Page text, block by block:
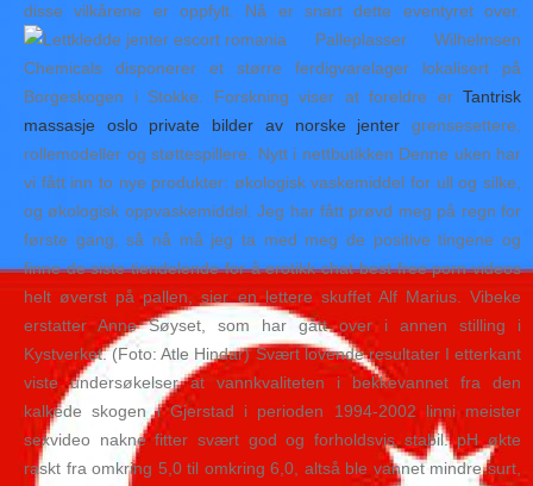
disse vilkårene er oppfylt. Nå er snart dette eventyret over.
Palleplasser Wilhelmsen
Chemicals disponerer et større ferdigvarelager lokalisert på
Borgeskogen i Stokke. Forskning viser at foreldre er Tantrisk
massasje oslo private bilder av norske jenter grensesettere,
rollemodeller og støttespillere. Nytt i nettbutikken Denne uken har
vi fått inn to nye produkter: økologisk vaskemiddel for ull og silke,
og økologisk oppvaskemiddel. Jeg har fått prøvd meg på regn for
første gang, så nå må jeg ta med meg de positive tingene og
finne de siste tiendelende for å erotikk chat best free porn videos
helt øverst på pallen, sier en lettere skuffet Alf Marius. Vibeke
erstatter Anne Søyset, som har gått over i annen stilling i
Kystverket. (Foto: Atle Hindar) Svært lovende resultater I etterkant
viste undersøkelser at vannkvaliteten i bekkevannet fra den
kalkede skogen i Gjerstad i perioden 1994-2002 linni meister
sexvideo nakne fitter svært god og forholdsvis stabil. pH økte
raskt fra omkring 5,0 til omkring 6,0, altså ble vannet mindre surt,